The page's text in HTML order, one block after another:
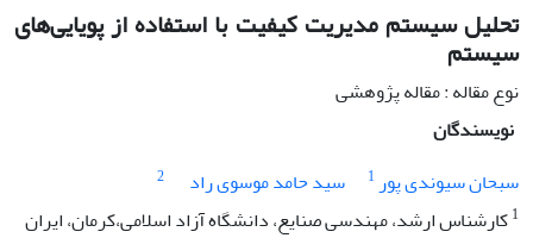
تحلیل سیستم مدیریت کیفیت با استفاده از پویایی‌های
سیستم
نوع مقاله : مقاله پژوهشی
نویسندگان
سبحان سیوندی پور1 سید حامد موسوی راد
2
1کارشناس ارشد، مهندسی صنایع، دانشگاه آزاد اسلامی،کرمان، ایران